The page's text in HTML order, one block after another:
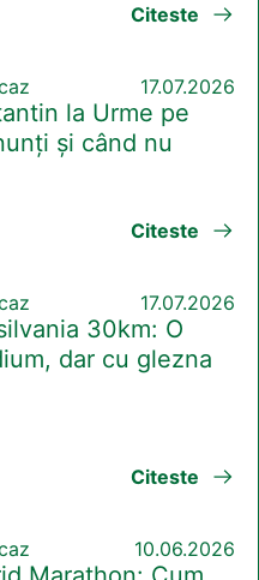
Citeste
17.07.2026
la Urme pe
și când nu
Citeste
17.07.2026
30km: O
dar cu glezna
Citeste
10.06.2026